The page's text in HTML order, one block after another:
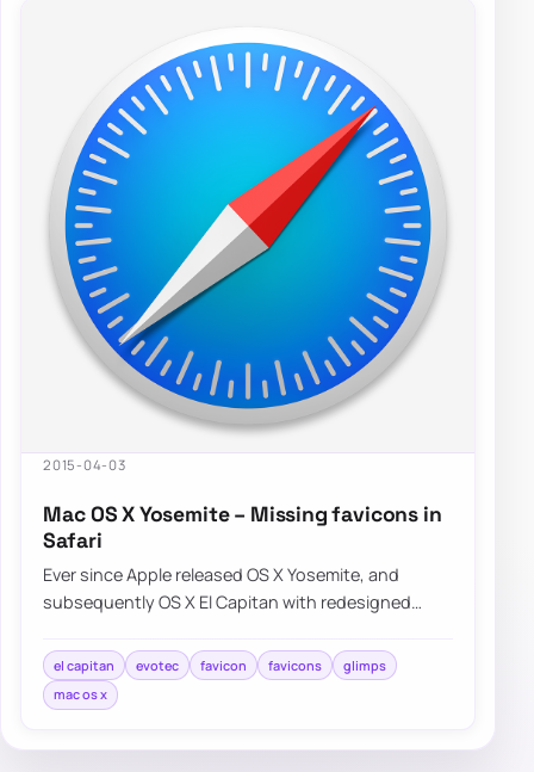
2015-04-03
Mac OS X Yosemite – Missing favicons in
Safari
Ever since Apple released OS X Yosemite, and
subsequently OS X El Capitan with redesigned
el capitan evotec favicon favicons
glimps
mac os x